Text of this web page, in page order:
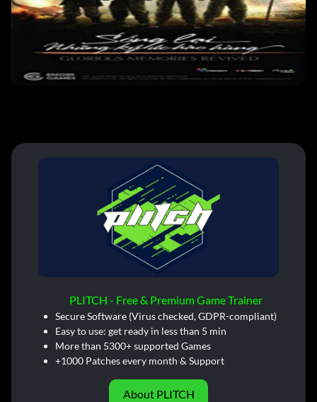
PLITCH - Free & Premium Game Trainer
Secure Software (Virus checked, GDPR-compliant)
Easy to use: get ready in less than 5 min
More than 5300+ supported Games
+1000 Patches every month & Support
About PLITCH